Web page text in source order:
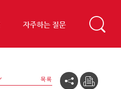
자주하는 질문